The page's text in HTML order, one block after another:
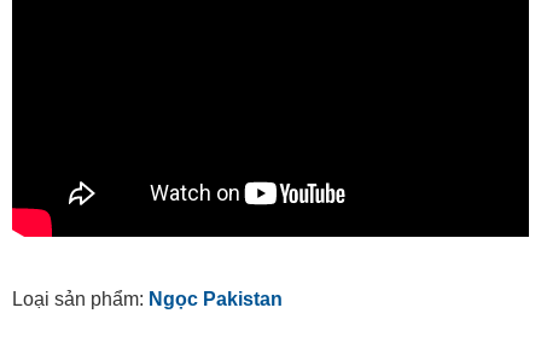
Loại sản phẩm: Ngọc Pakistan